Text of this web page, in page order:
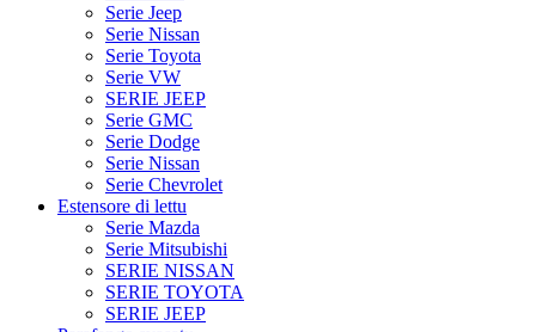
Serie Jeep
Serie Nissan
Serie Toyota
Serie VW
SERIE JEEP
Serie GMC
Serie Dodge
Serie Nissan
Serie Chevrolet
Estensore di lettu
Serie Mazda
Serie Mitsubishi
SERIE NISSAN
SERIE TOYOTA
SERIE JEEP